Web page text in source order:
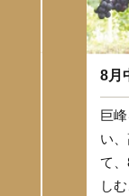
8月
巨
い
て
し